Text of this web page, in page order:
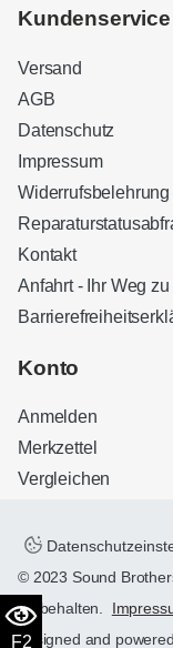
F2
Kundenservice
Versand
AGB
Datenschutz
Impressum
Widerrufsbelehrung
Kontakt
Anfahrt - Ihr Weg
Konto
Anmelden
Merkzettel
Vergleichen
© 2023 Sound
vorbehalten.
designed and